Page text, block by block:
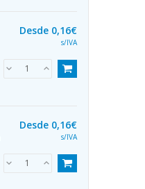
Desde 0,16€
s/IVA
Desde 0,16€
s/IVA